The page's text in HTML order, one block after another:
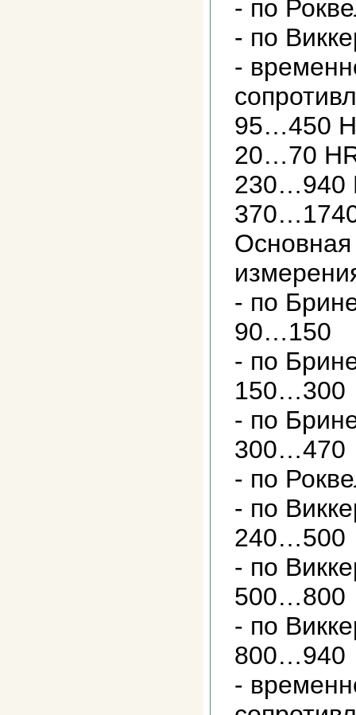
- по
- по
-
95…450
20…70
230…940
- по
90…150
- по
150…300
- по
300…470
- по
- по
240…500
- по
500…800
- по
800…940
-